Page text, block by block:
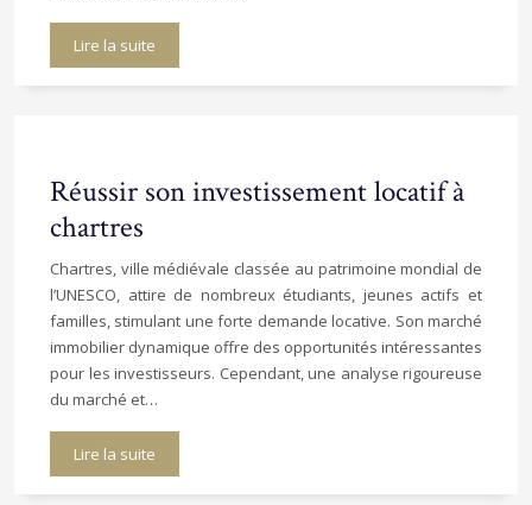
Lire la suite
Réussir son investissement locatif à
chartres
Chartres, ville médiévale classée au patrimoine mondial de
l’UNESCO, attire de nombreux étudiants, jeunes actifs et
familles, stimulant une forte demande locative. Son marché
immobilier dynamique offre des opportunités intéressantes
pour les investisseurs. Cependant, une analyse rigoureuse
du marché et…
Lire la suite